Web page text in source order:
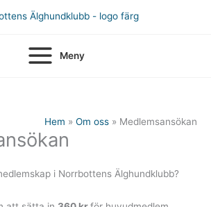
Meny
Hem Om oss Medlemsansökan
i Norrbottens Älghundklubb?